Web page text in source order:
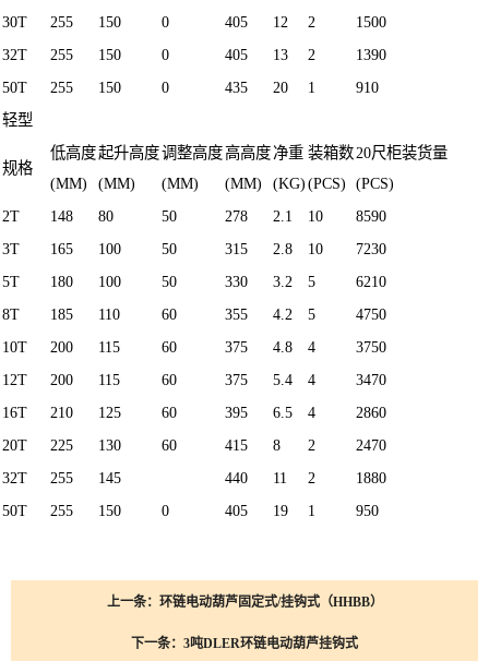
30T
255 150 0 405 12 2
1500
32T
255 150 0 405 13 2
1390
50T
255 150 0 435 20 1
910
轻型
规格
低高度
(MM)
起升高度
(MM)
调整高度
(MM)
高高度
(MM)
净重
(KG)
装箱数
(PCS)
20尺柜装货量
(PCS)
2T
148 80 50 278 2.1 10
8590
3T
165 100 50 315 2.8 10
7230
5T
180 100 50 330 3.2 5
6210
8T
185 110 60 355 4.2 5
4750
10T
200 115 60 375 4.8 4
3750
12T
200 115 60 375 5.4 4
3470
16T
210 125 60 395 6.5 4
2860
20T
225 130 60 415 8 2
2470
32T
255 145 440 11 2
1880
50T
255 150 0 405 19 1 950
上一条：环链电动葫芦固定式/挂钩式（HHBB）
下一条：3吨DLER环链电动葫芦挂钩式